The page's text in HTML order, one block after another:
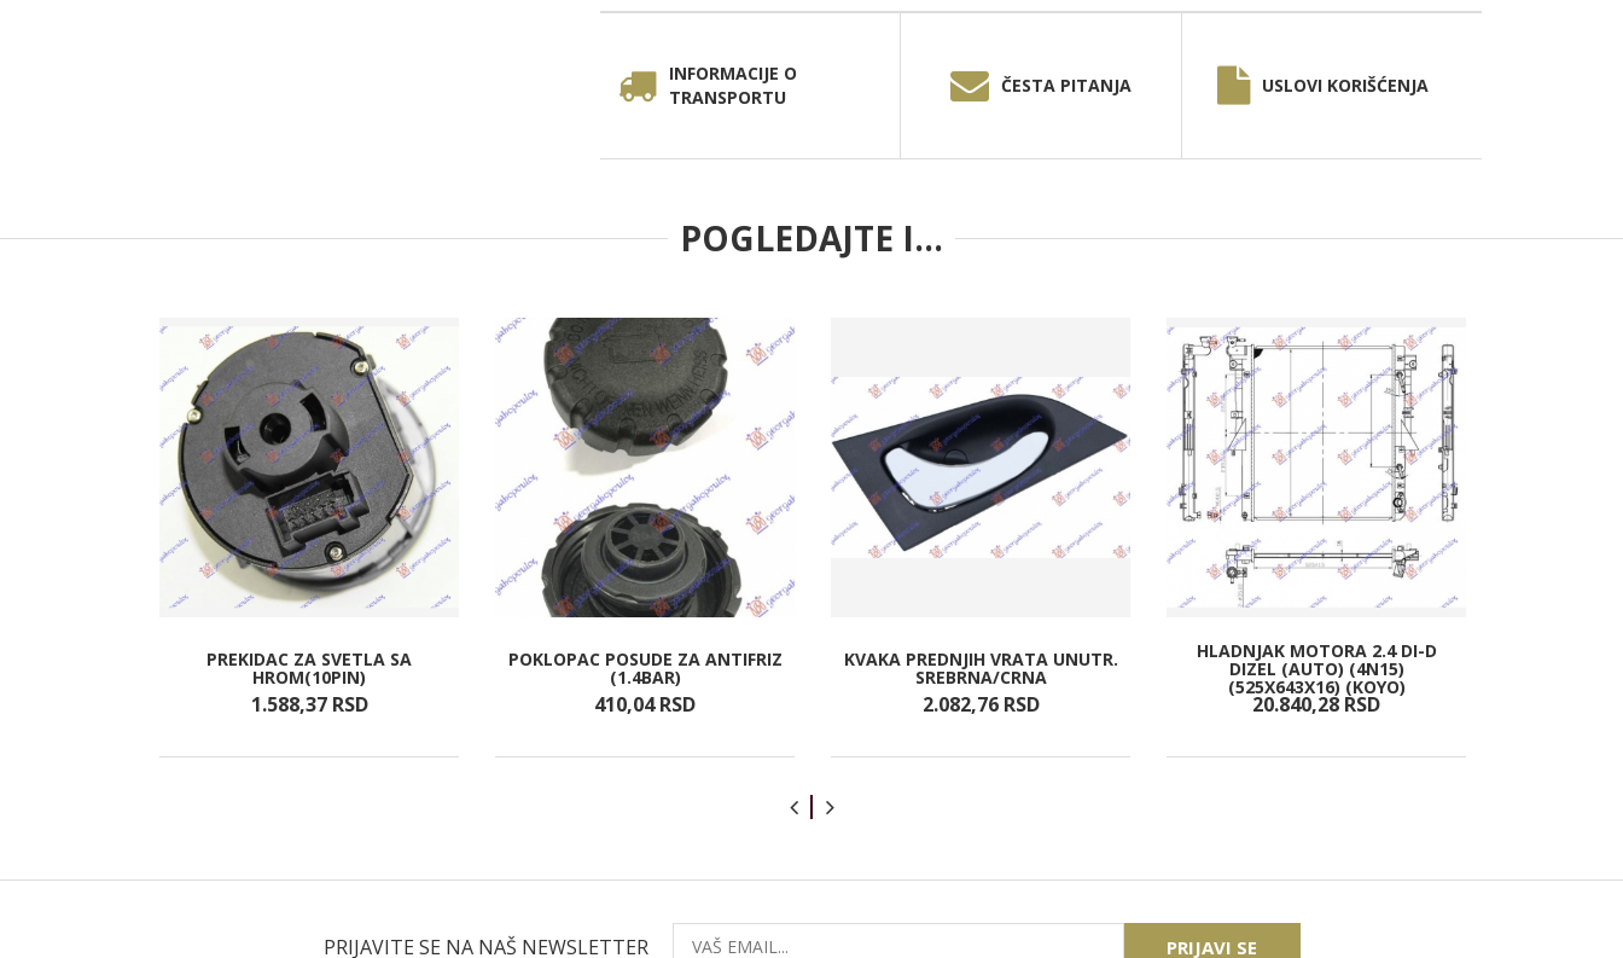
INFORMACIJE O
TRANSPORTU
ČESTA PITANJA USLOVI KORIŠĆENJA
POGLEDAJTE I...
PREKIDAC ZA SVETLA SA
HROM(10PIN)
1.588,37 RSD
POKLOPAC POSUDE ZA ANTIFRIZ
(1.4BAR)
410,04 RSD
KVAKA PREDNJIH VRATA UNUTR.
SREBRNA/CRNA
2.082,76 RSD
HLADNJAK MOTORA 2.4 DI-D
DIZEL (AUTO) (4N15)
(525X643X16) (KOYO)
20.840,28 RSD
PRIJAVITE SE NA NAŠ NEWSLETTER PRIJAVI SE